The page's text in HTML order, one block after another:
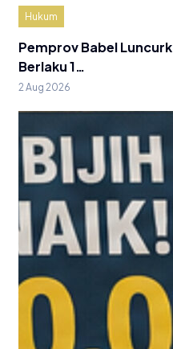
Hukum
Pemprov Babel
Berlaku 1…
2 Aug 2026